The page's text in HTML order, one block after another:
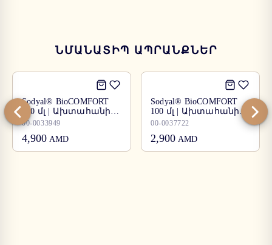
ՆՄԱՆԱՏԻՊ ԱՊՐԱՆՔՆԵՐ
Sodyal® BioCOMFORT
360 մլ | Ախտահանիչ
հեղուկ
00-0033949
4,900 AMD
Sodyal® BioCOMFORT
100 մլ | Ախտահանիչ
հեղուկ
00-0037722
2,900 AMD